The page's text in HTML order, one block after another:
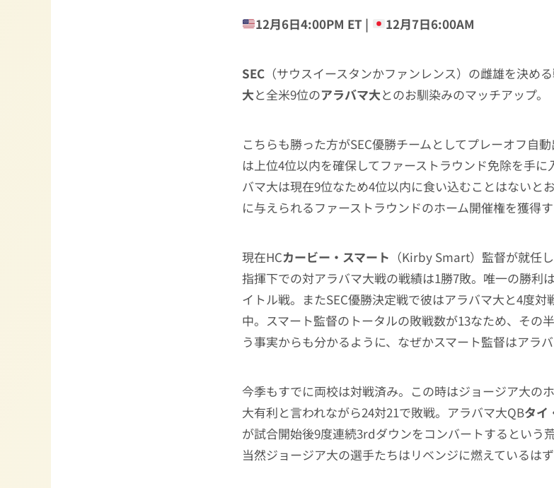
12月6日4:00PM ET | 12月7日6:00AM
SEC （サウスイースタンかファンレンス）の雌雄を決め
大と全米9位のアラバマ大とのお馴染みのマッチアップ。
こちらも勝った方がSEC優勝チームとしてプレーオフ自
は上位4位以内を確保してファーストラウンド免除を手に
バマ大は現在9位なため4位以内に食い込むことはないと
に与えられるファーストラウンドのホーム開催権を獲得す
現在HCカービー・スマート （Kirby Smart）監督が就任
指揮下での対アラバマ大戦の戦績は1勝7敗。唯一の勝利
イトル戦。またSEC優勝決定戦で彼はアラバマ大と4度
中。スマート監督のトータルの敗戦数が13なため、その
う事実からも分かるように、なぜかスマート監督はアラバ
今季もすでに両校は対戦済み。この時はジョージア大の
大有利と言われながら24対21で敗戦。アラバマ大QBタイ
が試合開始後9度連続3rdダウンをコンバートするという
当然ジョージア大の選手たちはリベンジに燃えているはず